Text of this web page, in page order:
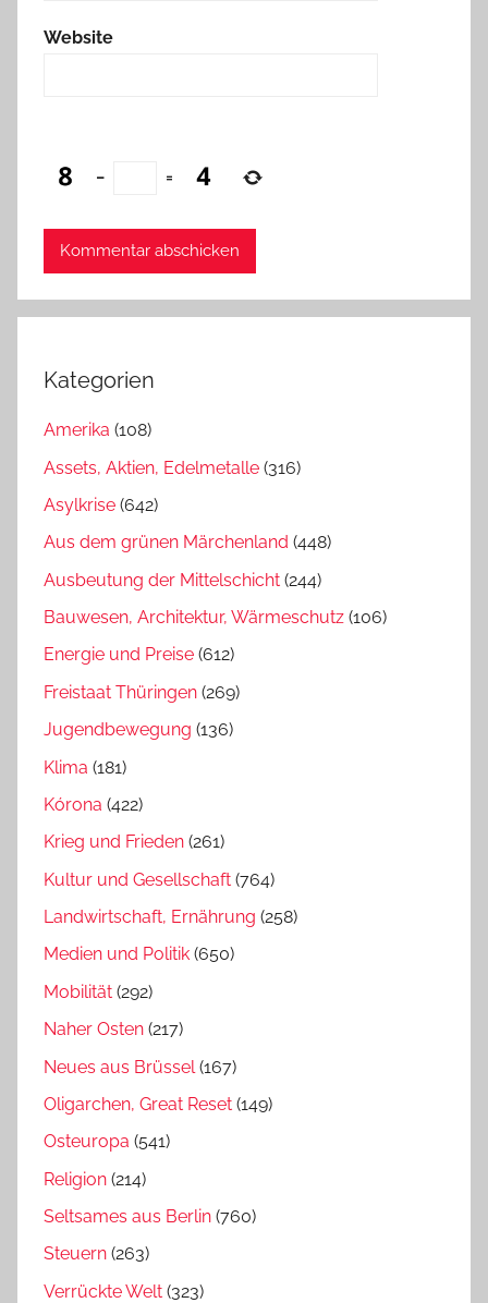
Website
− =
Kategorien
Amerika (108)
Assets, Aktien, Edelmetalle (316)
Asylkrise (642)
Aus dem grünen Märchenland (448)
Ausbeutung der Mittelschicht (244)
Bauwesen, Architektur, Wärmeschutz (106)
Energie und Preise (612)
Freistaat Thüringen (269)
Jugendbewegung (136)
Klima (181)
Kórona (422)
Krieg und Frieden (261)
Kultur und Gesellschaft (764)
Landwirtschaft, Ernährung (258)
Medien und Politik (650)
Mobilität (292)
Naher Osten (217)
Neues aus Brüssel (167)
Oligarchen, Great Reset (149)
Osteuropa (541)
Religion (214)
Seltsames aus Berlin (760)
Steuern (263)
Verrückte Welt (323)